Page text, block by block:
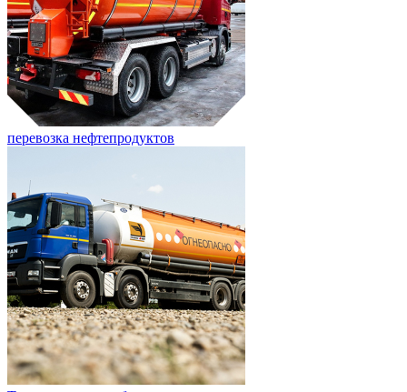
перевозка нефтепродуктов